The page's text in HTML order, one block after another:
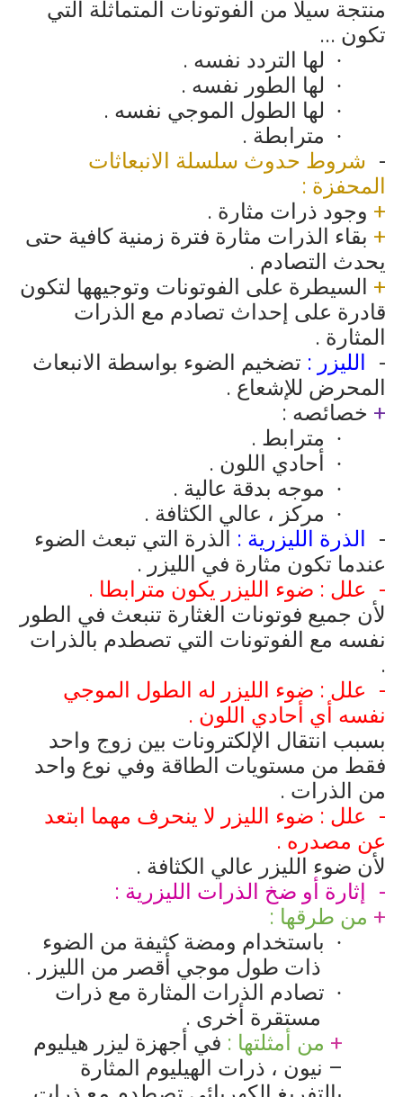
منتجة سيلا من الفوتونات المتماثلة التي
تكون ...
· لها التردد نفسه .
· لها الطور نفسه .
· لها الطول الموجي نفسه .
·
مترابطة .
شروط حدوث سلسلة الانبعاثات
المحفزة :
+ وجود ذرات مثارة .
+ بقاء الذرات مثارة فترة زمنية كافية حتى
يحدث التصادم .
+ السيطرة على الفوتونات وتوجيهها لتكون
قادرة على إحداث تصادم مع الذرات
المثارة .
الليزر : تضخيم الضوء بواسطة الانبعاث
المحرض للإشعاع .
+ خصائصه :
· مترابط .
· أحادي اللون .
· موجه بدقة عالية .
·
مركز ، عالي الكثافة .
الذرة الليزرية :
الذرة التي تبعث الضوء
عندما تكون مثارة في الليزر .
علل : ضوء الليزر يكون مترابطا .
لأن جميع فوتونات الغثارة تنبعث في الطور
نفسه مع الفوتونات التي تصطدم بالذرات
.
علل : ضوء الليزر له الطول الموجي
نفسه أي أحادي اللون .
بسبب انتقال الإلكترونات بين زوج واحد
فقط من مستويات الطاقة وفي نوع واحد
من الذرات .
علل : ضوء الليزر لا ينحرف مهما ابتعد
عن مصدره .
لأن ضوء الليزر عالي الكثافة .
إثارة أو ضخ الذرات الليزرية :
+ من طرقها :
·
باستخدام ومضة كثيفة من الضوء
ذات طول موجي أقصر من الليزر .
· تصادم الذرات المثارة مع ذرات
مستقرة أخرى .
+ من أمثلتها : في أجهزة ليزر هيليوم
– نيون ، ذرات الهيليوم المثارة